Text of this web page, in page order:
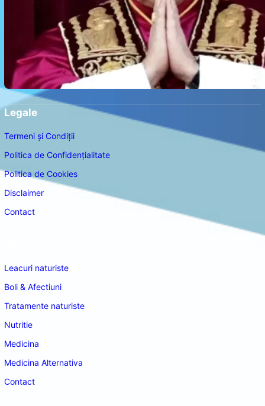
Legale
Termeni și Condiții
Politica de Confidențialitate
Politica de Cookies
Disclaimer
Contact
Leacuri naturiste
Boli & Afectiuni
Tratamente naturiste
Nutritie
Medicina
Medicina Alternativa
Contact